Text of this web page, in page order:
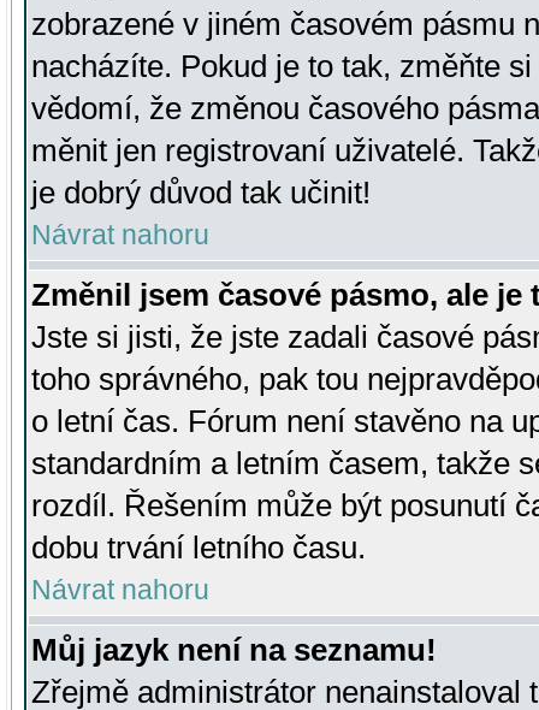
zobrazené v jiném časovém pásmu
nacházíte. Pokud je to tak, změňte
vědomí, že změnou časového
měnit jen registrovaní uživatelé.
je dobrý důvod tak učinit!
Návrat nahoru
Změnil jsem časové pásmo, ale je
Jste si jisti, že jste zadali časové
toho správného, pak tou
o letní čas. Fórum není stavěno na
standardním a letním časem, takže
rozdíl. Řešením může být posunutí
dobu trvání letního času.
Návrat nahoru
Můj jazyk není na seznamu!
Zřejmě administrátor nenainstaloval